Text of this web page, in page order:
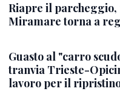
Riapre il
Miramare torna a
Guasto al "carro
tranvia Trieste-
lavoro per il